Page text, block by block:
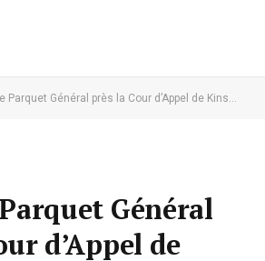
Général près la Cour d’Appel de Kinshasa-Gombe lance un avis de recherches contre Kalev Mutond en fuite
Général
d’Appel de